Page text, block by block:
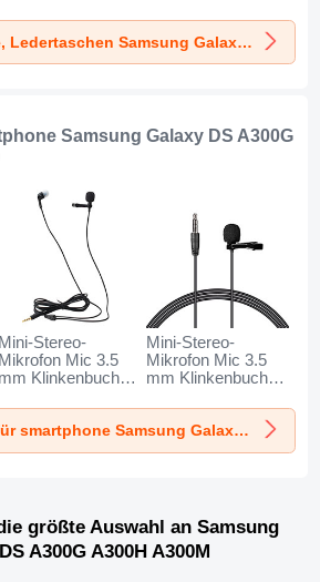
Galaxy
A300G A300H
Schwarz
Samsung Galaxy
DS A300G A300H
A300M Braun
Mehr Geldbörse, Ledertaschen Samsung Galaxy DS A300G A300H A300M
Samsung Galaxy DS A300G
Mini-Stereo-
Mikrofon Mic 3.5
mm Klinkenbuchse
DS A300G
A300M
Mini-Stereo-
Mikrofon Mic 3.5
mm Klinkenbuchse
Galaxy DS A300G
A300H A300M
Schwarz
Mehr Mikrofon für smartphone Samsung Galaxy DS A300G A300H A300M
größte Auswahl an Samsung
A300G A300H A300M